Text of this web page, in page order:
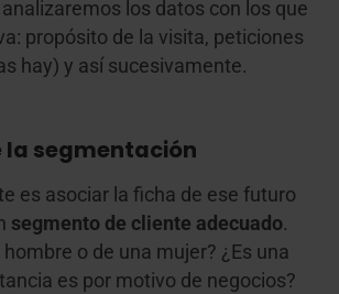
los datos con los que
propósito de la visita, peticiones
hay) y así sucesivamente.
la segmentación
es asociar la ficha de ese futuro
segmento de cliente adecuado.
o de una mujer? ¿Es una
es por motivo de negocios?